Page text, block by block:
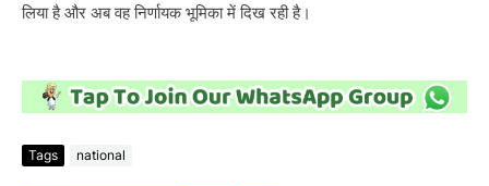
लिया है और अब वह निर्णायक भूमिका में दिख रही है।
Tags national